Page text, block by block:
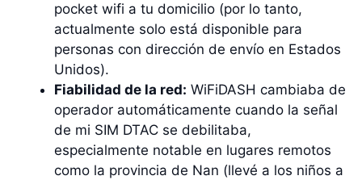
pocket wifi a tu domicilio (por lo tanto,
actualmente solo está disponible para
personas con dirección de envío en Estados
Unidos).
Fiabilidad de la red: WiFiDASH cambiaba de
operador automáticamente cuando la señal
de mi SIM DTAC se debilitaba,
especialmente notable en lugares remotos
como la provincia de Nan (llevé a los niños a